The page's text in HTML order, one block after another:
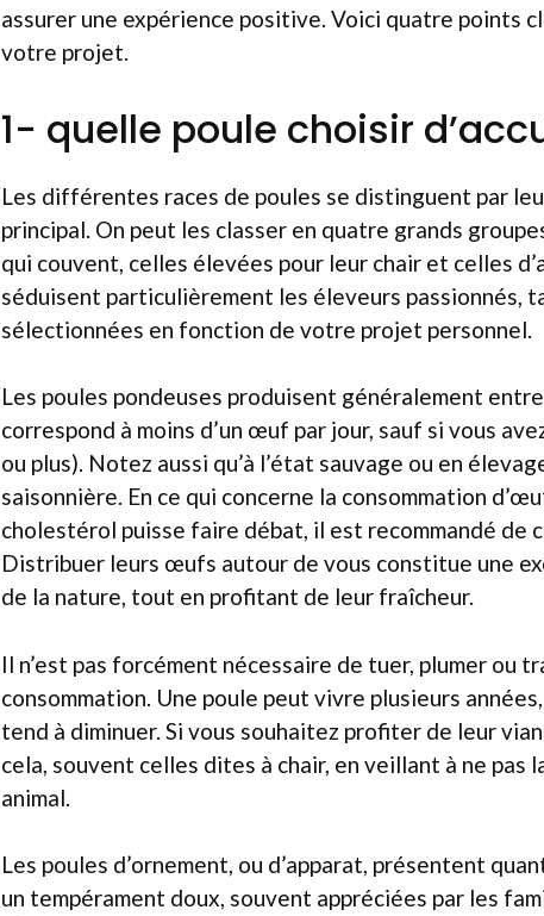
assurer une expérience positive. Voici quatre points
votre projet.
1- quelle poule choisir
Les différentes races de poules se distinguent par
principal. On peut les classer en quatre grands
qui couvent, celles élevées pour leur chair et celles
séduisent particulièrement les éleveurs passionnés,
sélectionnées en fonction de votre projet personnel.
Les poules pondeuses produisent généralement
correspond à moins d’un œuf par jour, sauf si vous
ou plus). Notez aussi qu’à l’état sauvage ou en
saisonnière. En ce qui concerne la consommation
cholestérol puisse faire débat, il est recommandé de
Distribuer leurs œufs autour de vous constitue une
de la nature, tout en profitant de leur fraîcheur.
Il n’est pas forcément nécessaire de tuer, plumer ou
consommation. Une poule peut vivre plusieurs
tend à diminuer. Si vous souhaitez profiter de leur
cela, souvent celles dites à chair, en veillant à ne
animal.
Les poules d’ornement, ou d’apparat, présentent
un tempérament doux, souvent appréciées par les